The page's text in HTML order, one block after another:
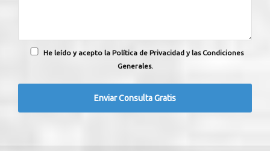
He leído y acepto la Política de Privacidad y las Condiciones
Generales.